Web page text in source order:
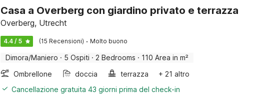
Casa a Overberg con giardino privato e terrazza
Overberg, Utrecht
4.4 / 5 (15 Recensioni) · Molto buono
Dimora/Maniero · 5 Ospiti · 2 Bedrooms · 110 Area in m²
Ombrellone
doccia terrazza
+ 21 altro
Cancellazione gratuita 43 giorni prima del check-in